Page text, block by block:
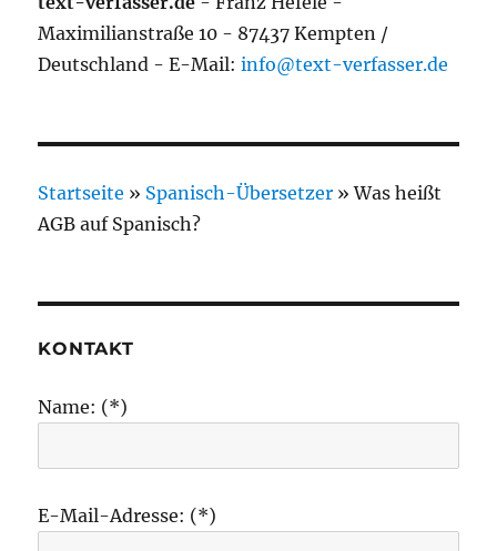
Maximilianstraße 10 - 87437 Kempten /
Deutschland - E-Mail:info@text-verfasser.de
Startseite » Spanisch-Übersetzer »Was heißt
AGB auf Spanisch?
KONTAKT
Name: (*)
E-Mail-Adresse: (*)